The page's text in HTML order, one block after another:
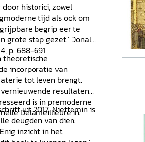
historici, zowel
tijd als ook om
begrip eer te
grote stap gezet.' Donald
p. 688-691
theoretische
incorporatie van
tot leven brengt.
resultaten
is in premoderne
Delameillieure in:
uit 2017. Niettemin is
deugden van dien:
inzicht in het